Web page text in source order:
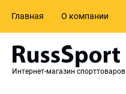
Главная О компании
Интернет-магазин спорттоваров